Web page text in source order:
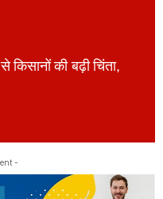
की बढ़ी चिंता,
-